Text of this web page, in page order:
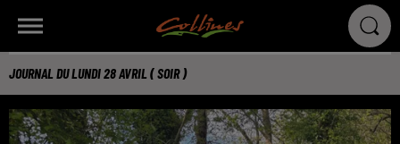
JOURNAL DU LUNDI 28 AVRIL ( SOIR )